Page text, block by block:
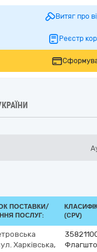
Витяг про
Реєстр
ПОСТАВКИ/
ПОСЛУГ:
(CPV)
Харківська,